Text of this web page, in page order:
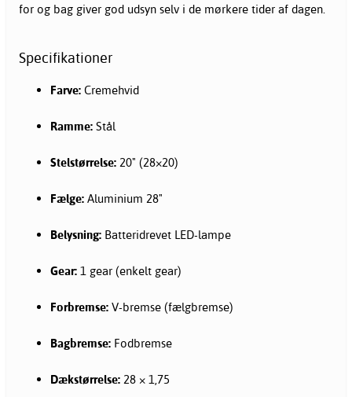
for og bag giver god udsyn selv i de mørkere tider af dagen.
Specifikationer
Farve: Cremehvid
Ramme: Stål
Stelstørrelse: 20" (28×20)
Fælge: Aluminium 28"
Belysning: Batteridrevet LED-lampe
Gear: 1 gear (enkelt gear)
Forbremse: V-bremse (fælgbremse)
Bagbremse: Fodbremse
Dækstørrelse: 28 × 1,75